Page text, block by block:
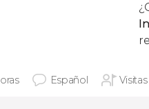
Español